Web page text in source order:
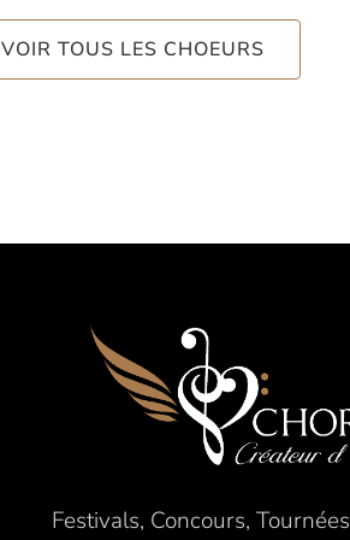
VOIR TOUS LES CHOEURS
Festivals, Concours,